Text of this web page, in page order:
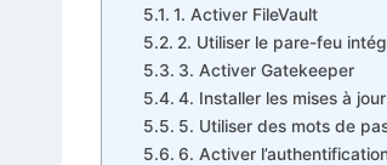
1. Activer FileVault
2. Utiliser le pare-feu
3. Activer Gatekeeper
4. Installer les mises à
5. Utiliser des mots de
6. Activer